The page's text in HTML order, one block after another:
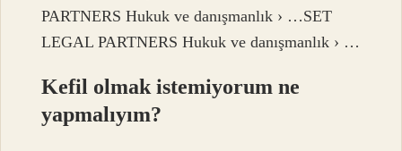
PARTNERS Hukuk ve danışmanlık › …SET
LEGAL PARTNERS Hukuk ve danışmanlık › …
Kefil olmak istemiyorum ne
yapmalıyım?